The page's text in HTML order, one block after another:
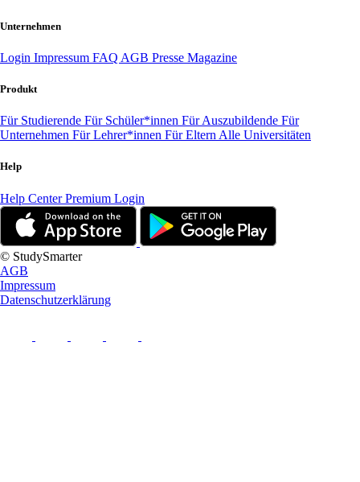
Unternehmen
Login Impressum FAQ AGB Presse Magazine
Produkt
Für Studierende Für Schüler*innen Für Auszubildende Für
Unternehmen Für Lehrer*innen Für Eltern Alle Universitäten
Help
Help CenterPremium Login
© StudySmarter
AGB
Impressum
Datenschutzerklärung